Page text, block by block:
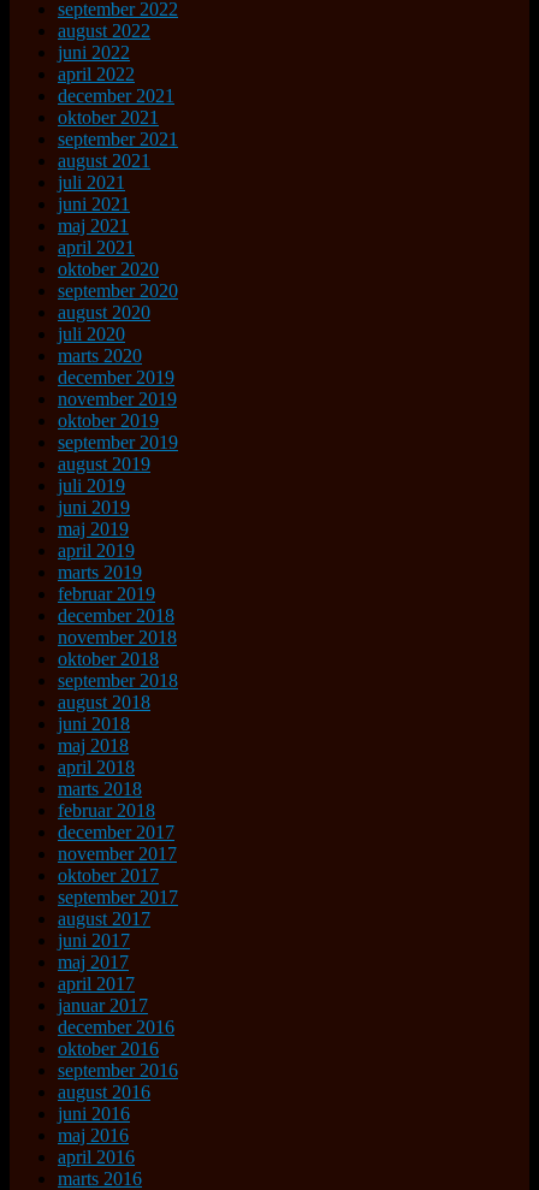
september 2022
august 2022
juni 2022
april 2022
december 2021
oktober 2021
september 2021
august 2021
juli 2021
juni 2021
maj 2021
april 2021
oktober 2020
september 2020
august 2020
juli 2020
marts 2020
december 2019
november 2019
oktober 2019
september 2019
august 2019
juli 2019
juni 2019
maj 2019
april 2019
marts 2019
februar 2019
december 2018
november 2018
oktober 2018
september 2018
august 2018
juni 2018
maj 2018
april 2018
marts 2018
februar 2018
december 2017
november 2017
oktober 2017
september 2017
august 2017
juni 2017
maj 2017
april 2017
januar 2017
december 2016
oktober 2016
september 2016
august 2016
juni 2016
maj 2016
april 2016
marts 2016